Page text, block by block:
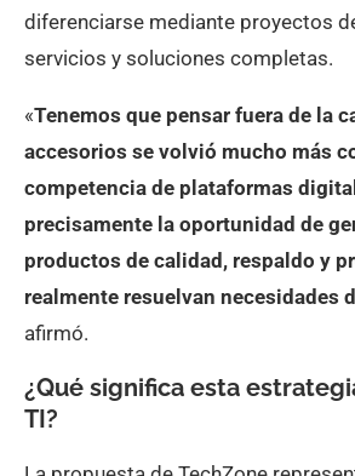
diferenciarse mediante proyectos
servicios y soluciones completas.
«Tenemos que pensar fuera de la
accesorios se volvió mucho más
competencia de plataformas
precisamente la oportunidad de
productos de calidad, respaldo y
realmente resuelvan necesidades
afirmó.
¿Qué significa esta
TI?